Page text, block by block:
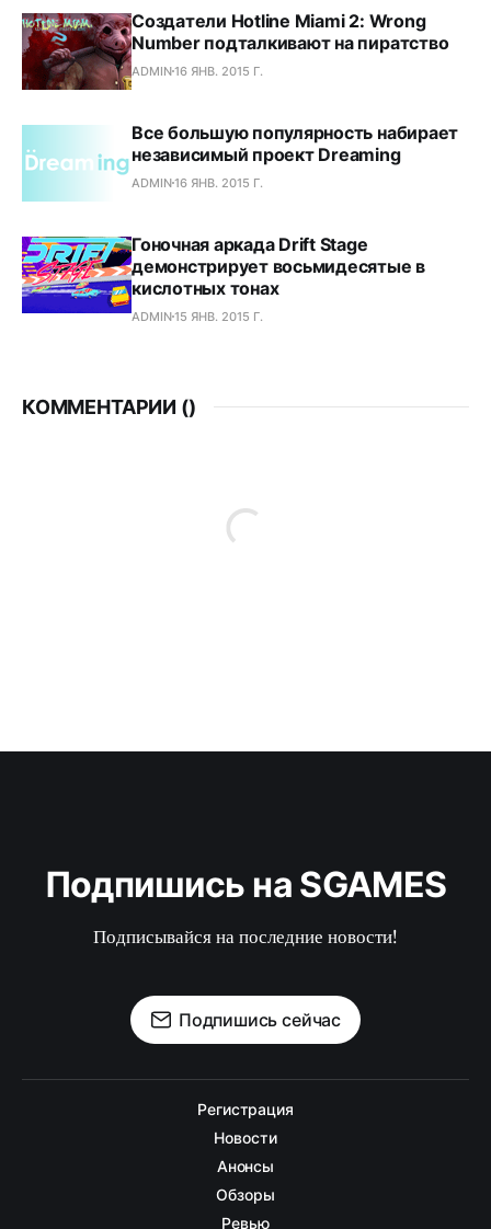
Создатели Hotline Miami 2: Wrong
Number подталкивают на пиратство
ADMIN16 ЯНВ. 2015 Г.
Все большую популярность набирает
независимый проект Dreaming
ADMIN16 ЯНВ. 2015 Г.
Гоночная аркада Drift Stage
демонстрирует восьмидесятые в
кислотных тонах
ADMIN15 ЯНВ. 2015 Г.
КОММЕНТАРИИ ()
Подпишись на SGAMES
Подписывайся на последние новости!
Подпишись сейчас
Регистрация
Новости
Анонсы
Обзоры
Ревью